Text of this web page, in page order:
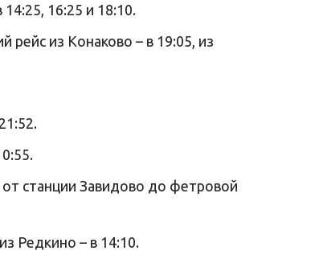
16:25 и 18:10.
рейс из Конаково – в 19:05, из
станции Завидово до фетровой
Редкино – в 14:10.